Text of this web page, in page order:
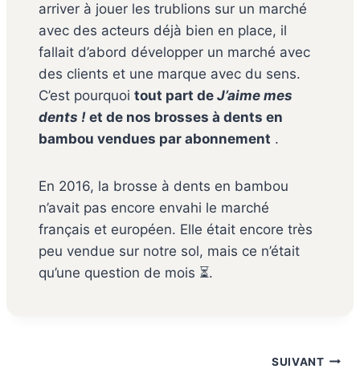
arriver à jouer les trublions sur un marché
avec des acteurs déjà bien en place, il
fallait d’abord développer un marché avec
des clients et une marque avec du sens.
C’est pourquoi tout part de J’aime mes
dents ! et de nos brosses à dents en
bambou vendues par abonnement .
En 2016, la brosse à dents en bambou
n’avait pas encore envahi le marché
français et européen. Elle était encore très
peu vendue sur notre sol, mais ce n’était
qu’une question de mois ⏳.
SUIVANT